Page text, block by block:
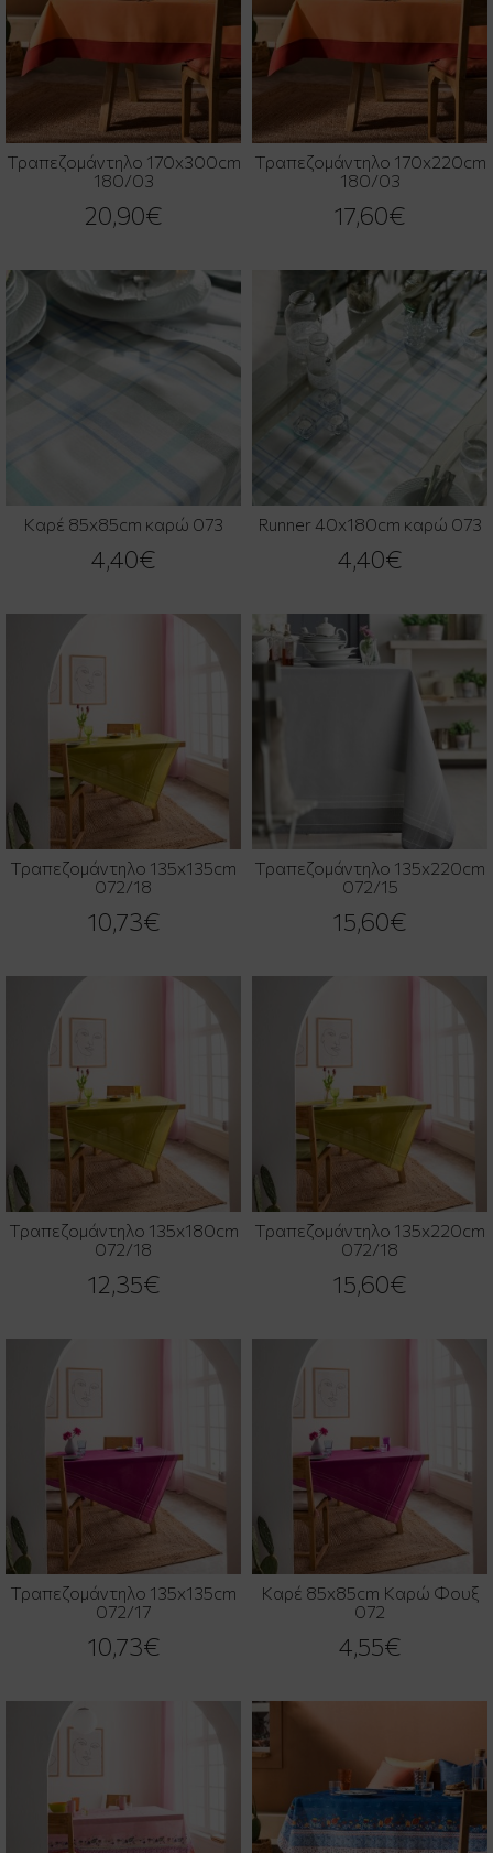
Τραπεζομάντηλο 170x300cm
180/03
20,90€
Τραπεζομάντηλο 170x220cm
180/03
17,60€
Καρέ 85x85cm καρώ 073
4,40€
Runner 40x180cm καρώ 073
4,40€
Τραπεζομάντηλο 135x135cm
072/18
10,73€
Τραπεζομάντηλο 135x220cm
072/15
15,60€
Τραπεζομάντηλο 135x180cm
072/18
12,35€
Τραπεζομάντηλο 135x220cm
072/18
15,60€
Τραπεζομάντηλο 135x135cm
072/17
10,73€
Καρέ 85x85cm Καρώ Φουξ
072
4,55€